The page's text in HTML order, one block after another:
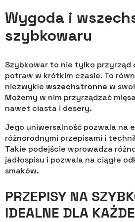
Wygoda i
szybkowaru
Szybkowar to nie tylko przyrząd
potraw w krótkim czasie. To
niezwykle wszechstronne w
Możemy w nim przyrządzać
nawet ciasta i desery.
Jego uniwersalność pozwala na
różnorodnymi przepisami i
Takie podejście wprowadza
jadłospisu i pozwala na ciągłe
smaków.
PRZEPISY NA
IDEALNE DLA